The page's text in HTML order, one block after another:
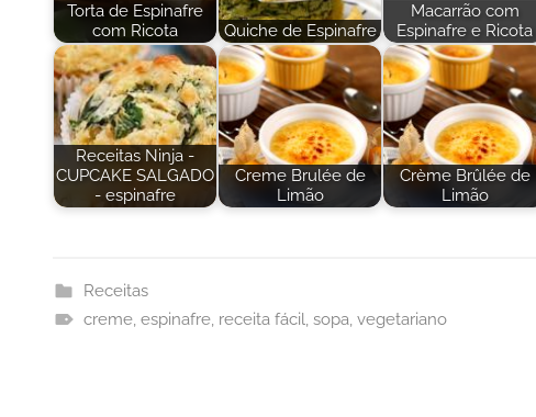
Torta de Espinafre
com Ricota
Quiche de Espinafre
Macarrão com
Espinafre e Ricota
Receitas Ninja -
CUPCAKE SALGADO
- espinafre
Creme Brulée de
Limão
Crème Brûlée de
Limão
Receitas
creme, espinafre, receita fácil, sopa, vegetariano